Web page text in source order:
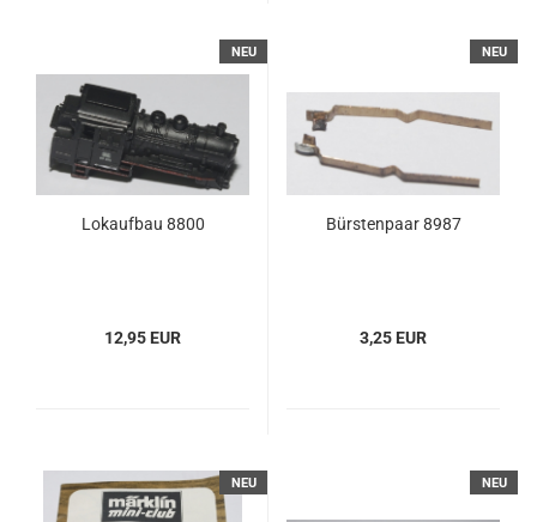
NEU
Lokaufbau 8800
12,95 EUR
NEU
Bürstenpaar 8987
3,25 EUR
NEU NEU